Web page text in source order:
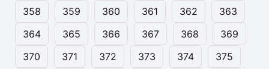
358
359 360 361 362
363
364
365 366 367 368
369
370
371 372 373 374 375